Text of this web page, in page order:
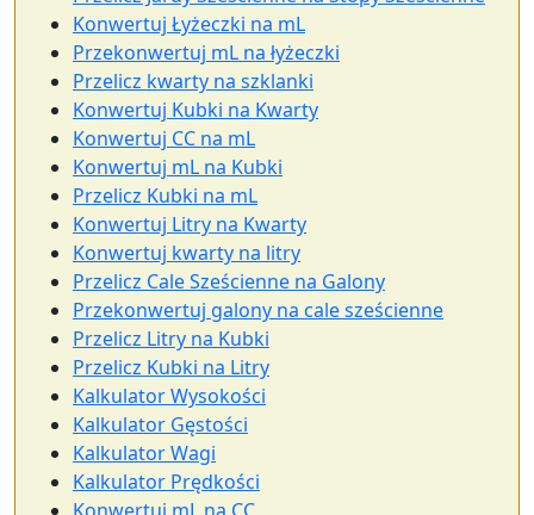
Konwertuj Łyżeczki na mL
Przekonwertuj mL na łyżeczki
Przelicz kwarty na szklanki
Konwertuj Kubki na Kwarty
Konwertuj CC na mL
Konwertuj mL na Kubki
Przelicz Kubki na mL
Konwertuj Litry na Kwarty
Konwertuj kwarty na litry
Przelicz Cale Sześcienne na Galony
Przekonwertuj galony na cale sześcienne
Przelicz Litry na Kubki
Przelicz Kubki na Litry
Kalkulator Wysokości
Kalkulator Gęstości
Kalkulator Wagi
Kalkulator Prędkości